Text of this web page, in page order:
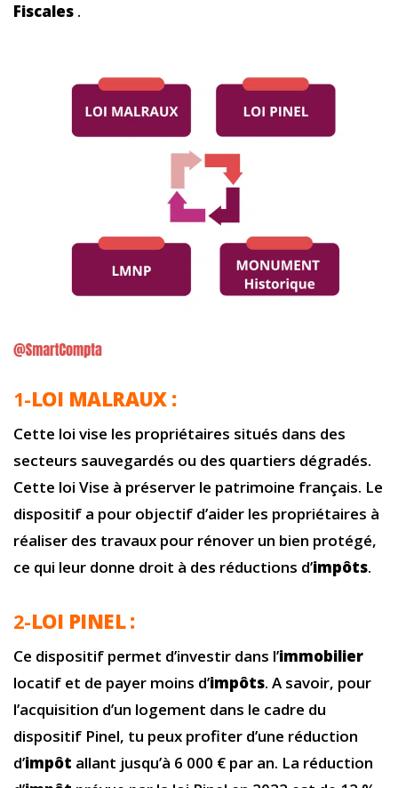
Fiscales .
1-LOI MALRAUX :
Cette loi vise les propriétaires situés dans des
secteurs sauvegardés ou des quartiers dégradés.
Cette loi Vise à préserver le patrimoine français. Le
dispositif a pour objectif d’aider les propriétaires à
réaliser des travaux pour rénover un bien protégé,
ce qui leur donne droit à des réductions d’impôts.
2-LOI PINEL :
Ce dispositif permet d’investir dans l’immobilier
locatif et de payer moins d’impôts. A savoir, pour
l’acquisition d’un logement dans le cadre du
dispositif Pinel, tu peux profiter d’une réduction
d’impôt allant jusqu’à 6 000 € par an. La réduction